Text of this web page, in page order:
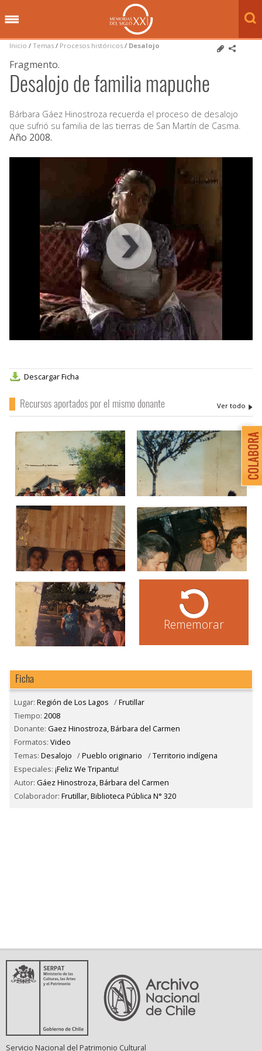
Inicio / Temas / Procesos históricos / Desalojo
Fragmento.
Desalojo de familia mapuche
Bárbara Gáez Hinostroza recuerda el proceso de desalojo
que sufrió su familia de las tierras de San Martín de Casma.
Año 2008.
00 00 00 | :00
Descargar Ficha
Recursos aportados por el mismo donante
Rememorar
Ficha
Lugar: Región de Los Lagos /Frutillar
Tiempo: 2008
Donante: Gaez Hinostroza, Bárbara del Carmen
Formatos: Video
Temas: Desalojo /Pueblo originario /Territorio indígena
Especiales: ¡Feliz We Tripantu!
Autor: Gáez Hinostroza, Bárbara del Carmen
Colaborador: Frutillar, Biblioteca Pública N° 320
Servicio Nacional del Patrimonio Cultural